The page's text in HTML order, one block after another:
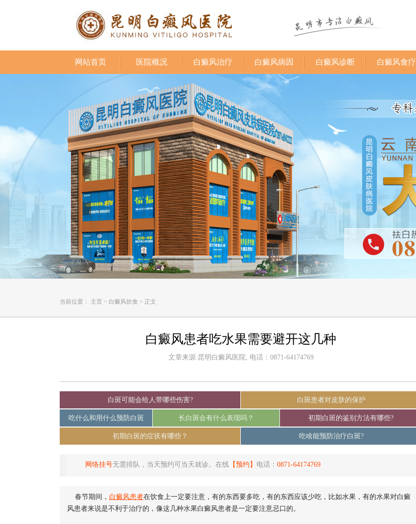
网站首页 医院概况 白癜风治疗 白癜风病因 白癜风诊断 白癜风食疗
当前位置： 主页 > 白癜风饮食 > 正文
白癜风患者吃水果需要避开这几种
文章来源:昆明白癜风医院, 电话：0871-64174769
白斑可能会给人带哪些伤害? 白斑患者对皮肤的保护
吃什么和用什么预防白斑 长白斑会有什么表现吗？ 初期白斑的鉴别方法有哪些?
初期白斑的症状有哪些？ 吃啥能预防治疗白斑?
网络挂号无需排队，当天预约可当天就诊。在线 【预约】 电话： 0871-64174769
春节期间， 白癜风患者在饮食上一定要注意，有的东西要多吃，有的东西应该少吃，比如水果，有的水果对白癜
风患者来说是不利于治疗的，像这几种水果白癜风患者是一定要注意忌口的。